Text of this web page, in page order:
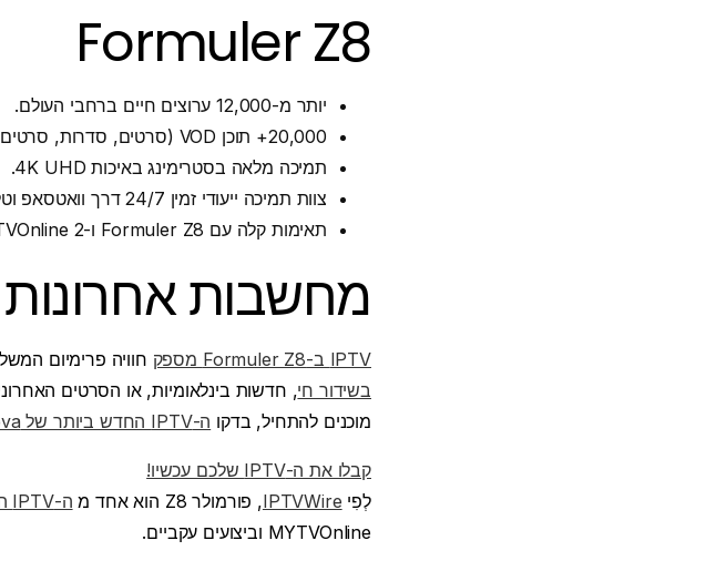
Formuler Z8
יותר מ-12,000 ערוצים חיים ברחבי העולם.
20,000+ תוכן VOD (סרטים, סדרות, סרטים דוקומנטריים).
תמיכה מלאה בסטרימינג באיכות 4K UHD.
צוות תמיכה ייעודי זמין 24/7 דרך וואטסאפ וטלגרם.
תאימות קלה עם Formuler Z8 ו-MYTVOnline 2 ישירות מהקופסה.
מחשבות
IPTV ב-Formuler Z8 מספק חוויה פרימיום
בשידור חי, חדשות בינלאומיות, או הסרטים
מוכנים להתחיל, בדקו ה-IPTV החדש ביותר של Nova
קבלו את ה-IPTV שלכם עכשיו!
לְפִי IPTVWire, פורמולר Z8 הוא אחד מ ה-IPTV הטוב ביותר
MYTVOnline וביצועים עקביים.